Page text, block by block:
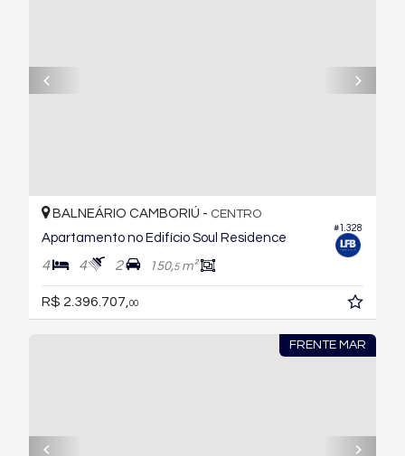
#1.328
BALNEÁRIO CAMBORIÚ - CENTRO
Apartamento no Edifício Soul Residence
4 4 2 150,5m²
R$ 2.396.707, 00
FRENTE MAR